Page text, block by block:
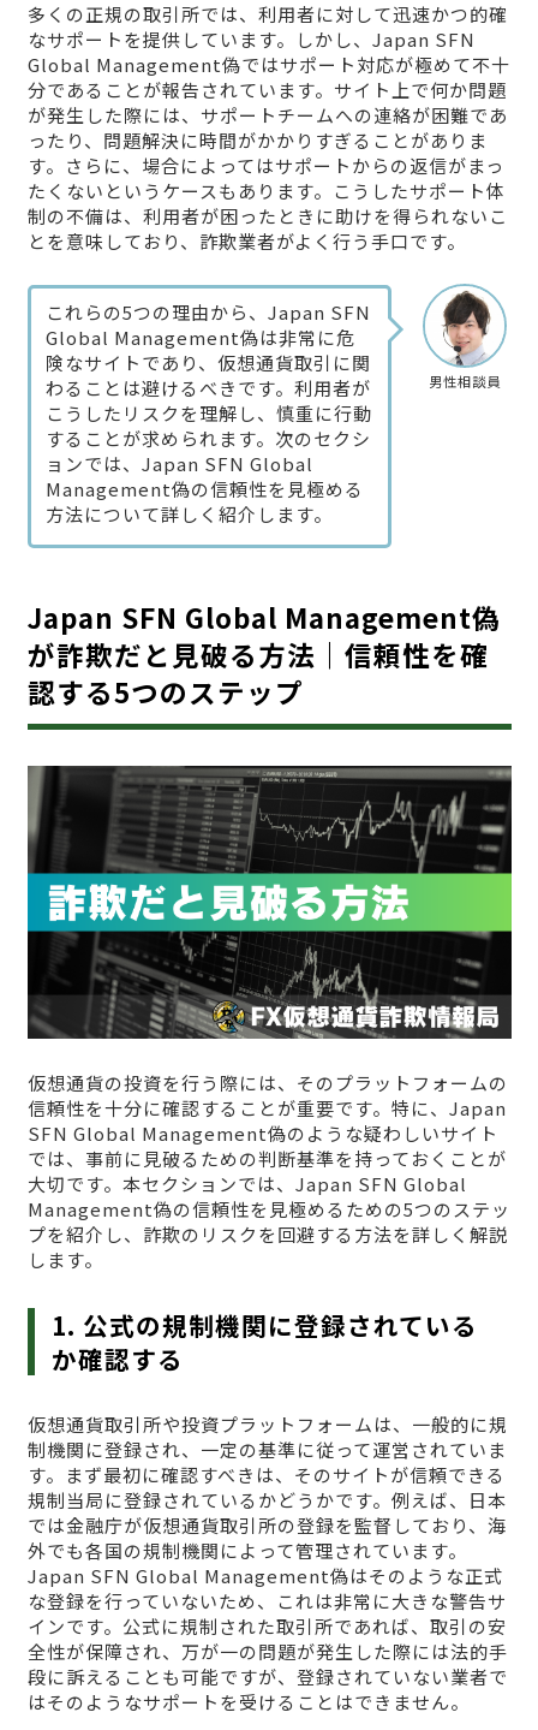
多くの正規の取引所では、利用者に対して迅速かつ的確
なサポートを提供しています。しかし、Japan SFN
Global Management偽ではサポート対応が極めて不十
分であることが報告されています。サイト上で何か問題
が発生した際には、サポートチームへの連絡が困難であ
ったり、問題解決に時間がかかりすぎることがありま
す。さらに、場合によってはサポートからの返信がまっ
たくないというケースもあります。こうしたサポート体
制の不備は、利用者が困ったときに助けを得られないこ
とを意味しており、詐欺業者がよく行う手口です。
男性相談員
これらの5つの理由から、Japan SFN
Global Management偽は非常に危
険なサイトであり、仮想通貨取引に関
わることは避けるべきです。利用者が
こうしたリスクを理解し、慎重に行動
することが求められます。次のセクシ
ョンでは、Japan SFN Global
Management偽の信頼性を見極める
方法について詳しく紹介します。
Japan SFN Global Management偽
が詐欺だと見破る方法｜信頼性を確
認する5つのステップ
仮想通貨の投資を行う際には、そのプラットフォームの
信頼性を十分に確認することが重要です。特に、Japan
SFN Global Management偽のような疑わしいサイト
では、事前に見破るための判断基準を持っておくことが
大切です。本セクションでは、Japan SFN Global
Management偽の信頼性を見極めるための5つのステッ
プを紹介し、詐欺のリスクを回避する方法を詳しく解説
します。
1. 公式の規制機関に登録されている
か確認する
仮想通貨取引所や投資プラットフォームは、一般的に規
制機関に登録され、一定の基準に従って運営されていま
す。まず最初に確認すべきは、そのサイトが信頼できる
規制当局に登録されているかどうかです。例えば、日本
では金融庁が仮想通貨取引所の登録を監督しており、海
外でも各国の規制機関によって管理されています。
Japan SFN Global Management偽はそのような正式
な登録を行っていないため、これは非常に大きな警告サ
インです。公式に規制された取引所であれば、取引の安
全性が保障され、万が一の問題が発生した際には法的手
段に訴えることも可能ですが、登録されていない業者で
はそのようなサポートを受けることはできません。